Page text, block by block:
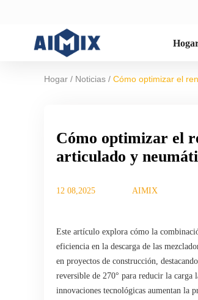
Hogar / Noticias / Cómo optimizar el
Cómo optimizar el
articulado y
12 08,2025 AIMIX
Este artículo explora cómo la
eficiencia en la descarga de las
en proyectos de construcción,
reversible de 270° para reducir la carga
innovaciones tecnológicas aumentan la